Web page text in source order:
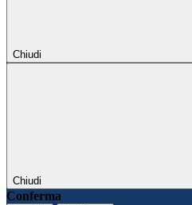
Chiudi
Chiudi
Conferma